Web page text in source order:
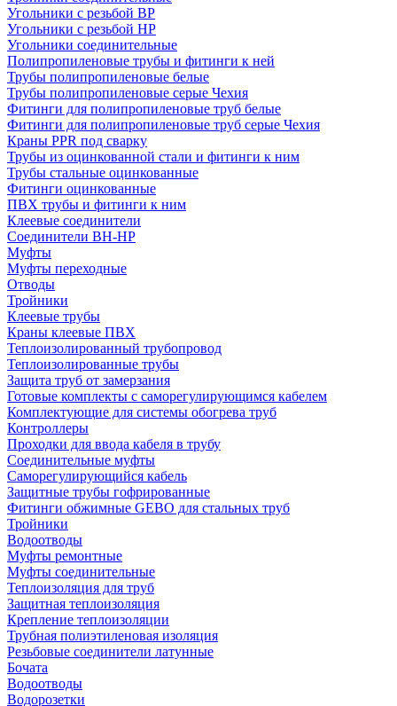
Угольники с резьбой ВР
Угольники с резьбой НР
Угольники соединительные
Полипропиленовые трубы и фитинги к ней
Трубы полипропиленовые белые
Трубы полипропиленовые серые Чехия
Фитинги для полипропиленовые труб белые
Фитинги для полипропиленовые труб серые Чехия
Краны PPR под сварку
Трубы из оцинкованной стали и фитинги к ним
Трубы стальные оцинкованные
Фитинги оцинкованные
ПВХ трубы и фитинги к ним
Клеевые соединители
Соединители ВН-НР
Муфты
Муфты переходные
Отводы
Тройники
Клеевые трубы
Краны клеевые ПВХ
Теплоизолированный трубопровод
Теплоизолированные трубы
Защита труб от замерзания
Готовые комплекты с саморегулирующимся кабелем
Комплектующие для системы обогрева труб
Контроллеры
Проходки для ввода кабеля в трубу
Соединительные муфты
Саморегулирующийся кабель
Защитные трубы гофрированные
Фитинги обжимные GEBO для стальных труб
Тройники
Водоотводы
Муфты ремонтные
Муфты соединительные
Теплоизоляция для труб
Защитная теплоизоляция
Крепление теплоизоляции
Трубная полиэтиленовая изоляция
Резьбовые соединители латунные
Бочата
Водоотводы
Водорозетки